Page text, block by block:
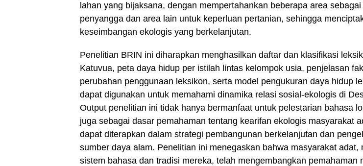
lahan yang bijaksana, dengan mempertahankan beberapa area sebagai
penyangga dan area lain untuk keperluan pertanian, sehingga
keseimbangan ekologis yang berkelanjutan.
Penelitian BRIN ini diharapkan menghasilkan daftar dan klasifikasi
Katuvua, peta daya hidup per istilah lintas kelompok usia, penjelasan
perubahan penggunaan leksikon, serta model pengukuran daya hidup
dapat digunakan untuk memahami dinamika relasi sosial-ekologis di
Output penelitian ini tidak hanya bermanfaat untuk pelestarian bahasa
juga sebagai dasar pemahaman tentang kearifan ekologis masyarakat
dapat diterapkan dalam strategi pembangunan berkelanjutan dan
sumber daya alam. Penelitian ini menegaskan bahwa masyarakat adat,
sistem bahasa dan tradisi mereka, telah mengembangkan pemahaman